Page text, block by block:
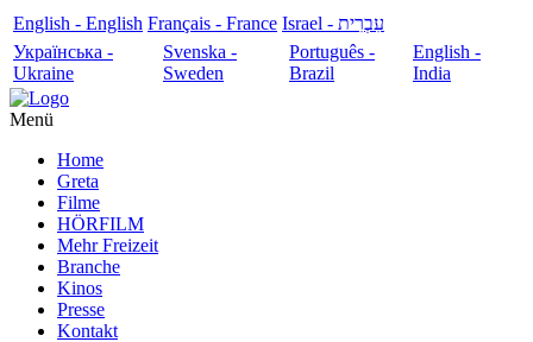
English - English Français - France
עִבְרִית - Israel
Українська -
Ukraine
Svenska -
Sweden
Português -
Brazil
English -
India
Menü
Home
Greta
Filme
HÖRFILM
Mehr Freizeit
Branche
Kinos
Presse
Kontakt